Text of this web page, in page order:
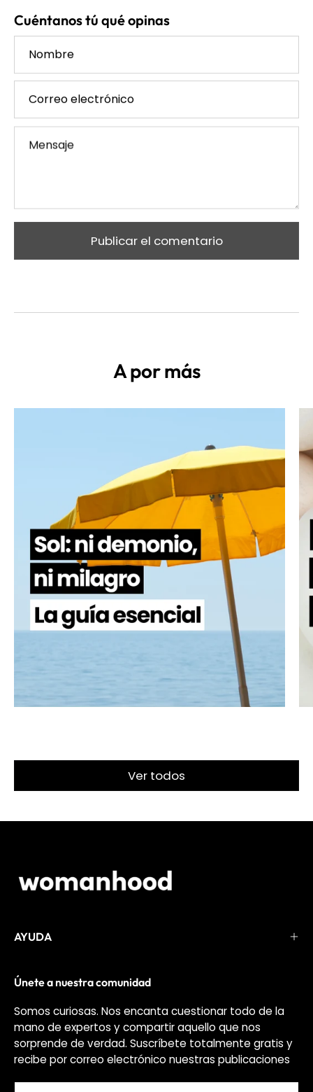
Cuéntanos tú qué opinas
electrónico
Publicar el comentario
A por más
Ver todos
AYUDA
Únete a nuestra comunidad
Somos curiosas. Nos encanta cuestionar todo de la
mano de expertos y compartir aquello que nos
sorprende de verdad. Suscríbete totalmente gratis y
recibe por correo electrónico nuestras publicaciones